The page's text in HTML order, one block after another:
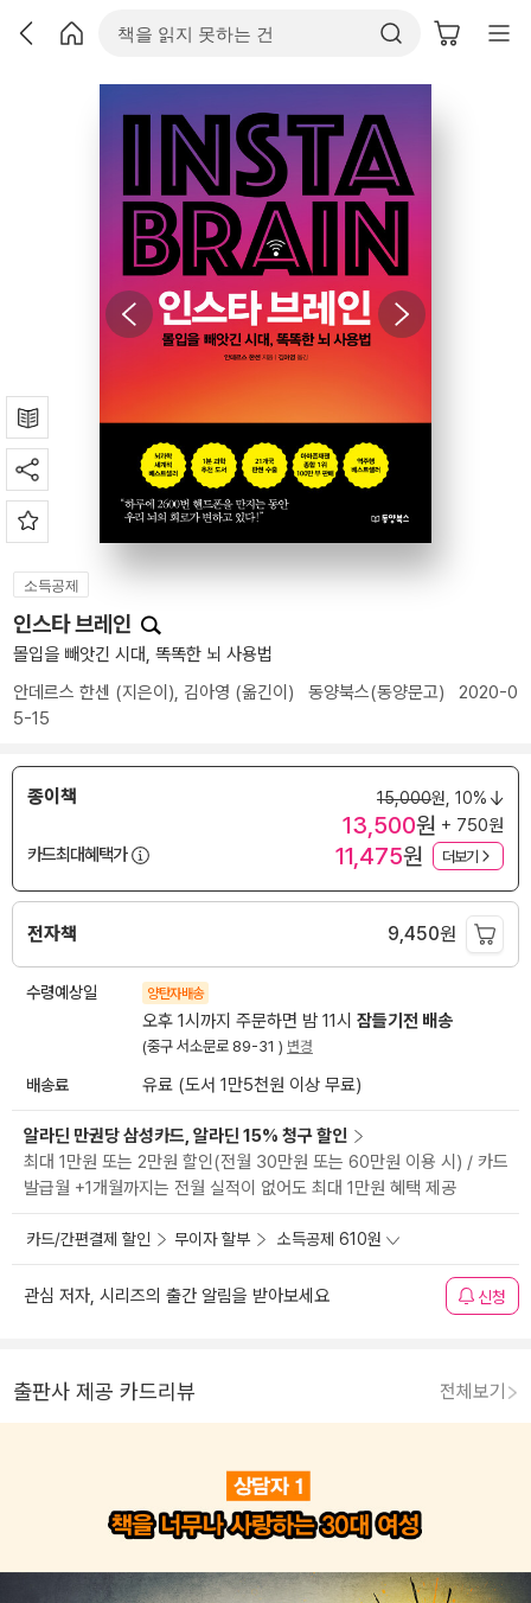
소득공제
인스타 브레인
몰입을 빼앗긴 시대, 똑똑한 뇌 사용법
안데르스 한센 (지은이), 김아영 (옮긴이) 동양북스(동양문고) 2020-0
5-15
종이책 15,000원, 10%
13,500원 + 750원
카드최대혜택가
11,475원 더보기
전자책 9,450원
수령예상일 양탄자배송
오후 1시까지 주문하면 밤 11시 잠들기전 배송
(중구 서소문로 89-31 ) 변경
배송료 유료 (도서 1만5천원 이상 무료)
알라딘 만권당 삼성카드, 알라딘 15% 청구 할인
최대 1만원 또는 2만원 할인(전월 30만원 또는 60만원 이용 시) / 카드
발급월 +1개월까지는 전월 실적이 없어도 최대 1만원 혜택 제공
카드/간편결제 할인 무이자 할부 소득공제 610원
관심 저자, 시리즈의 출간 알림을 받아보세요 신청
출판사 제공 카드리뷰 전체보기